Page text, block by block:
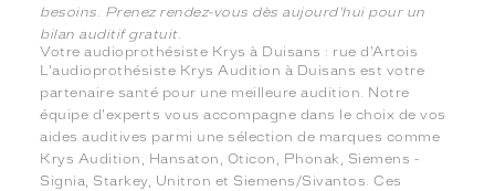
besoins. Prenez rendez-vous dès aujourd'hui pour un
bilan auditif gratuit.
Votre audioprothésiste Krys à Duisans : rue d'Artois
L'audioprothésiste Krys Audition à Duisans est votre
partenaire santé pour une meilleure audition. Notre
équipe d'experts vous accompagne dans le choix de vos
aides auditives parmi une sélection de marques comme
Krys Audition, Hansaton, Oticon, Phonak, Siemens -
Signia, Starkey, Unitron et Siemens/Sivantos. Ces